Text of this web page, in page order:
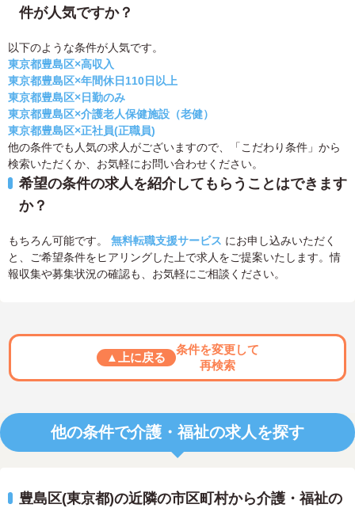
件が人気ですか？
以下のような条件が人気です。
東京都豊島区×高収入
東京都豊島区×年間休日110日以上
東京都豊島区×日勤のみ
東京都豊島区×介護老人保健施設（老健）
東京都豊島区×正社員(正職員)
他の条件でも人気の求人がございますので、「こだわり条件」から
検索いただくか、お気軽にお問い合わせください。
希望の条件の求人を紹介してもらうことはできます
か？
もちろん可能です。 無料転職支援サービス にお申し込みいただく
と、ご希望条件をヒアリングした上で求人をご提案いたします。情
報収集や募集状況の確認も、お気軽にご相談ください。
▲上に戻る
条件を変更して
再検索
他の条件で介護・福祉の求人を探す
豊島区(東京都)の近隣の市区町村から介護・福祉の